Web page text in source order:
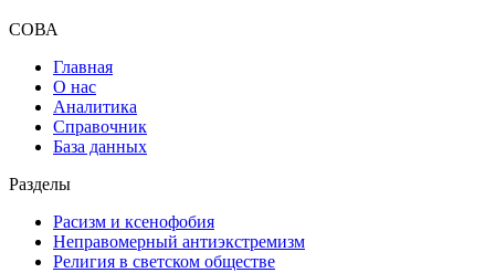
СОВА
Главная
О нас
Аналитика
Справочник
База данных
Разделы
Расизм и ксенофобия
Неправомерный антиэкстремизм
Религия в светском обществе